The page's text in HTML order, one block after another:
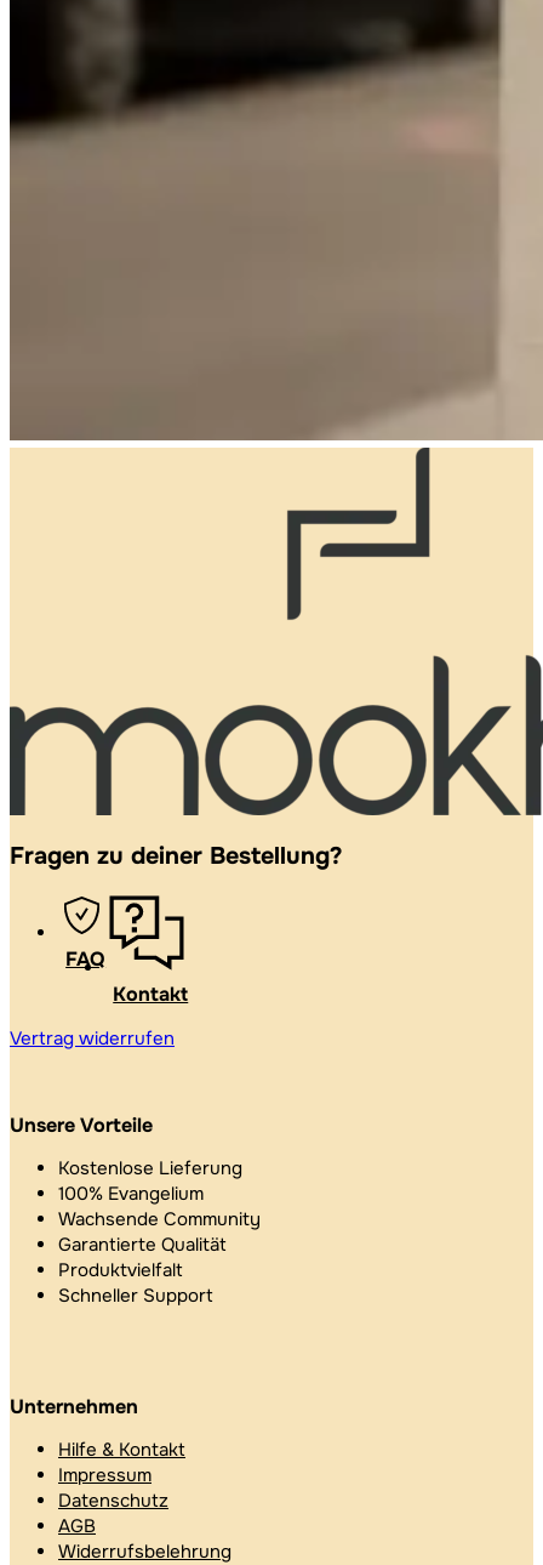
Fragen zu deiner Bestellung?
FAQ
Kontakt
Vertrag widerrufen
Unsere Vorteile
Kostenlose Lieferung
100% Evangelium
Wachsende Community
Garantierte Qualität
Produktvielfalt
Schneller Support
Unternehmen
Hilfe & Kontakt
Impressum
Datenschutz
AGB
Widerrufsbelehrung